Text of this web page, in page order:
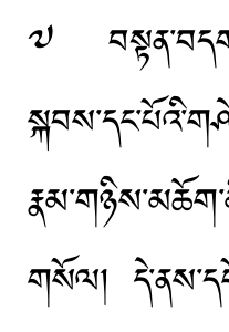
༧
གསོལ།